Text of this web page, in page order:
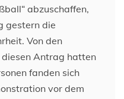
abzuschaffen,
gestern die
Von den
Antrag hatten
fanden sich
vor dem